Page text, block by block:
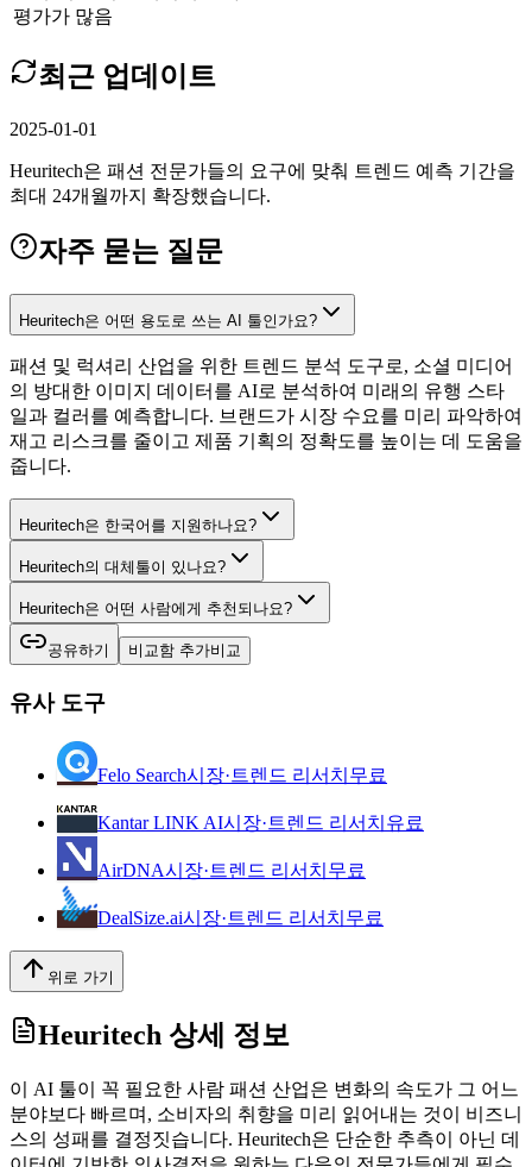
평가가 많음
최근 업데이트
2025-01-01
Heuritech은 패션 전문가들의 요구에 맞춰 트렌드 예측 기간을
최대 24개월까지 확장했습니다.
자주 묻는 질문
Heuritech은 어떤 용도로 쓰는 AI 툴인가요?
패션 및 럭셔리 산업을 위한 트렌드 분석 도구로, 소셜 미디어
의 방대한 이미지 데이터를 AI로 분석하여 미래의 유행 스타
일과 컬러를 예측합니다. 브랜드가 시장 수요를 미리 파악하여
재고 리스크를 줄이고 제품 기획의 정확도를 높이는 데 도움을
줍니다.
Heuritech은 한국어를 지원하나요?
Heuritech의 대체툴이 있나요?
Heuritech은 어떤 사람에게 추천되나요?
공유하기 비교함 추가비교
유사 도구
Felo Search시장·트렌드 리서치 무료
Kantar LINK AI시장·트렌드 리서치 유료
AirDNA시장·트렌드 리서치 무료
DealSize.ai시장·트렌드 리서치 무료
위로 가기
Heuritech 상세 정보
이 AI 툴이 꼭 필요한 사람 패션 산업은 변화의 속도가 그 어느
분야보다 빠르며, 소비자의 취향을 미리 읽어내는 것이 비즈니
스의 성패를 결정짓습니다. Heuritech은 단순한 추측이 아닌 데